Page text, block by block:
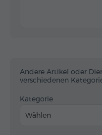
Andere Artikel oder
verschiedenen
Kategorie
Wählen